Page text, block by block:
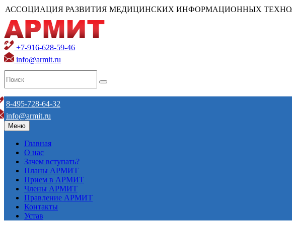
АССОЦИАЦИЯ РАЗВИТИЯ МЕДИЦИНСКИХ ИНФОРМАЦИОННЫХ
+7-916-628-59-46
info@armit.ru
8-495-728-64-32
info@armit.ru
Меню
Главная
О нас
Зачем вступать?
Планы АРМИТ
Прием в АРМИТ
Члены АРМИТ
Правление АРМИТ
Контакты
Устав